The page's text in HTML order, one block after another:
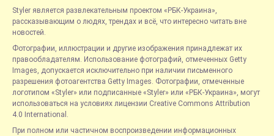
Styler является развлекательным проектом «РБК-Украина»,
рассказывающим о людях, трендах и всё, что интересно читать вне
новостей.
Фотографии, иллюстрации и другие изображения принадлежат их
правообладателям. Использование фотографий, отмеченных Getty
Images, допускается исключительно при наличии письменного
разрешения фотоагентства Getty Images. Фотографии, отмеченные
логотипом «Styler» или подписанные «Styler» или «РБК-Украина», могут
использоваться на условиях лицензии Creative Commons Attribution
4.0 International.
При полном или частичном воспроизведении информационных